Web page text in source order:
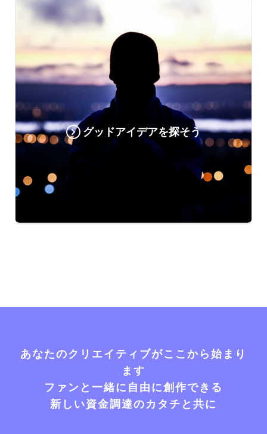
グッドアイデアを探そう
あなたのクリエイティブがここから始まり
ます
ファンと一緒に自由に創作できる
新しい資金調達のカタチと共に